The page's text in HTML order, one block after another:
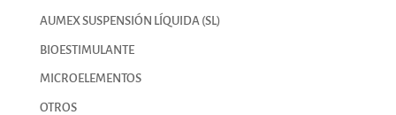
AUMEX SUSPENSIÓN LÍQUIDA (SL)
BIOESTIMULANTE
MICROELEMENTOS
OTROS